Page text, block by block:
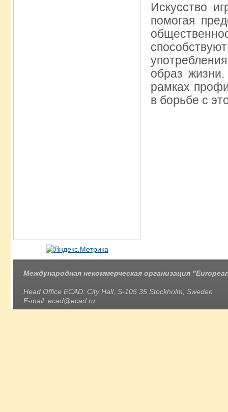
Искусство
помогая
образ
рамках
в борьбе с
Международная некоммерческая организация
Head Office ECAD: City Hall, S-105 35 Stockholm, Sweden
E-mail: ecad@ecad.ru